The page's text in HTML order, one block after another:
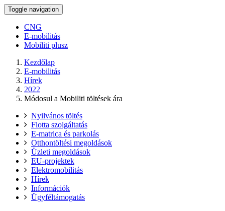
Toggle navigation
CNG
E-mobilitás
Mobiliti plusz
Kezdőlap
E-mobilitás
Hírek
2022
Módosul a Mobiliti töltések ára
Nyilvános töltés
Flotta szolgáltatás
E-matrica és parkolás
Otthontöltési megoldások
Üzleti megoldások
EU-projektek
Elektromobilitás
Hírek
Információk
Ügyféltámogatás